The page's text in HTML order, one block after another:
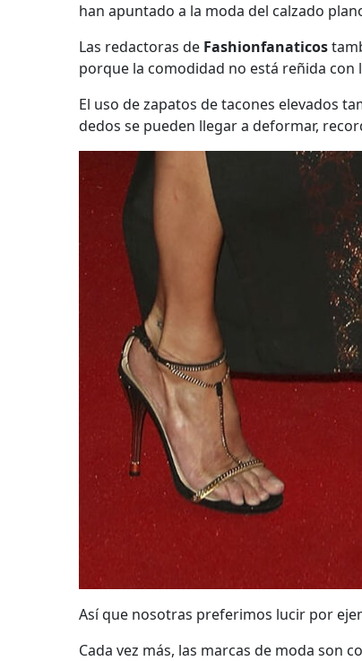
han apuntado a la moda del calzado
Las redactoras de Fashionfanaticos
porque la comodidad no está reñida con
El uso de zapatos de tacones elevados
dedos se pueden llegar a deformar,
Así que nosotras preferimos lucir por
Cada vez más, las marcas de moda son